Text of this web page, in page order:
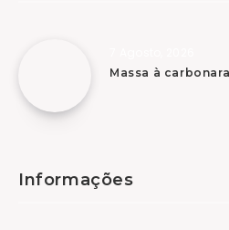
Massa à carbonara
Informações